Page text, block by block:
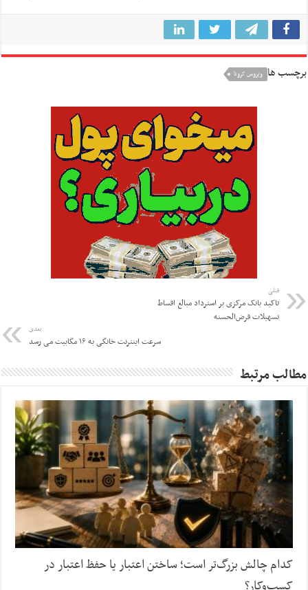
برچسب ها ویروس کرونا
قبلی
تاکید بانک مرکزی بر استرداد مبالغ اقساط
تسهیلات قرض‌الحسنه
بعدی
سرعت اینترنت خانگی به ۱۶ مگابیت می رسد
مطالب مرتبط
کدام چالش بزرگ‌تر است؛ ساختن اعتبار یا حفظ اعتبار در